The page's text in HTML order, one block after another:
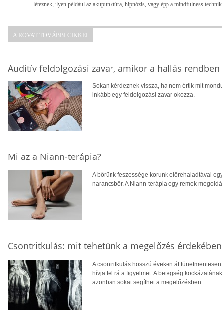
léteznek, ilyen például az akupunktúra, hipnózis, vagy épp a mindfulness
A ROVAT TOVÁBBI CIKKEI
Auditív feldolgozási zavar, amikor a hallás
Sokan kérdeznek vissza, ha nem értik mit
inkább egy feldolgozási zavar okozza.
Mi az a Niann-terápia?
A bőrünk feszessége korunk előrehaladtával
narancsbőr. A Niann-terápia egy remek
Csontritkulás: mit tehetünk a megelőzés
A csontritkulás hosszú éveken át
hívja fel rá a figyelmet. A betegség
azonban sokat segíthet a megelőzésben.